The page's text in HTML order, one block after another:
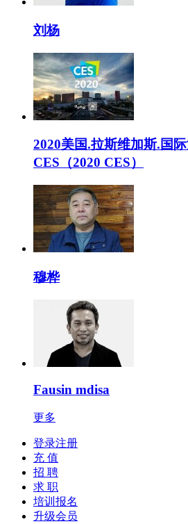
刘杨
2020美国.拉斯维加斯.国
CES（2020 CES）
穆桦
Fausin mdisa
更多
登录注册
充 值
招 聘
求 职
培训报名
升级会员